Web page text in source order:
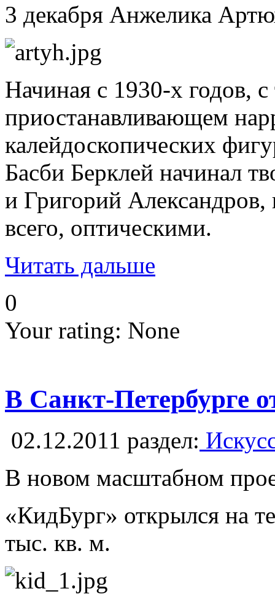
3 декабря Анжелика
Начиная с 1930-х годов,
приостанавливающем
калейдоскопических
Басби Берклей начинал
и Григорий
всего, оптическими.
Читать дальше
0
Your rating: None
В Санкт-Петербурге
02.12.2011 раздел:
В новом масштабном
«КидБург» открылся на
тыс. кв. м.